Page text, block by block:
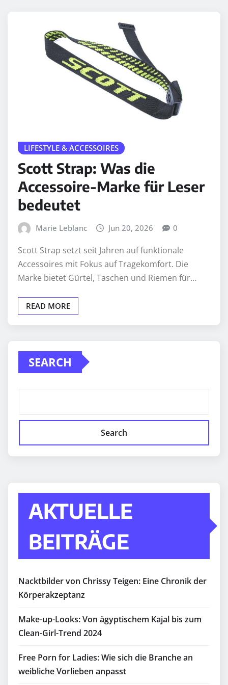
LIFESTYLE & ACCESSOIRES
Scott Strap: Was die
Accessoire-Marke für Leser
bedeutet
Marie Leblanc Jun 20, 2026 0
Scott Strap setzt seit Jahren auf funktionale
Accessoires mit Fokus auf Tragekomfort. Die
Marke bietet Gürtel, Taschen und Riemen für…
READ MORE
SEARCH
Search
AKTUELLE
BEITRÄGE
Nacktbilder von Chrissy Teigen: Eine Chronik der
Körperakzeptanz
Make-up-Looks: Von ägyptischem Kajal bis zum
Clean-Girl-Trend 2024
Free Porn for Ladies: Wie sich die Branche an
weibliche Vorlieben anpasst